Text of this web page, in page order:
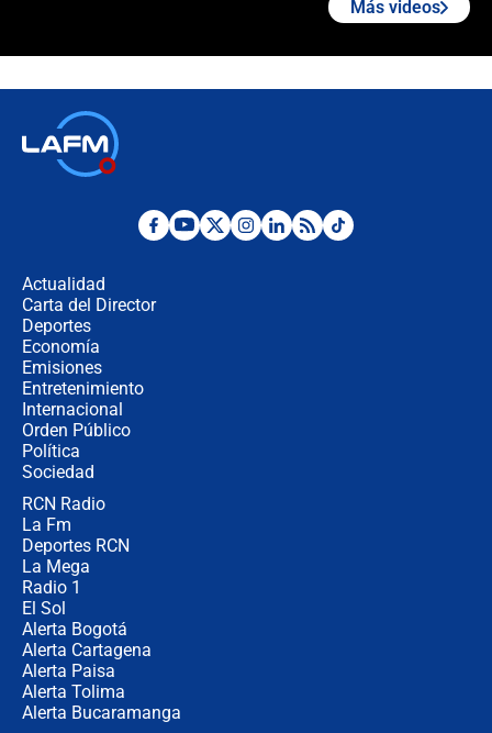
Desde dermatitis hasta infecciones:
Más videos
Actualidad
Carta del Director
Deportes
Economía
Emisiones
Entretenimiento
Internacional
Orden Público
Política
Sociedad
RCN Radio
La Fm
Deportes RCN
La Mega
Radio 1
El Sol
Alerta Bogotá
Alerta Cartagena
Alerta Paisa
Alerta Tolima
Alerta Bucaramanga